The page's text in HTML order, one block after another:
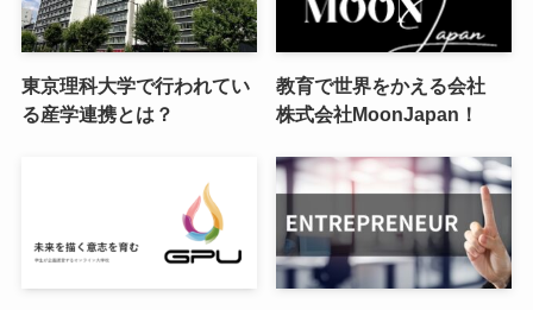
東京理科大学で行われてい
る産学連携とは？
教育で世界をかえる会社
株式会社MoonJapan！